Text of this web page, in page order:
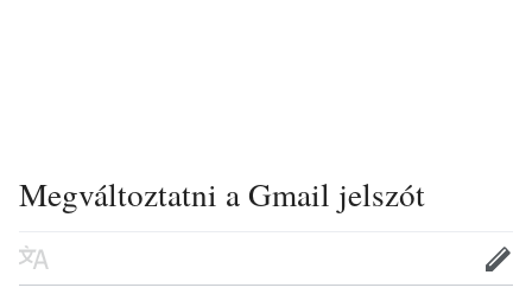
Megváltoztatni a Gmail jelszót